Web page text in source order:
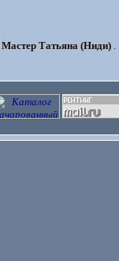
Мастер Татьяна (Ниди) .